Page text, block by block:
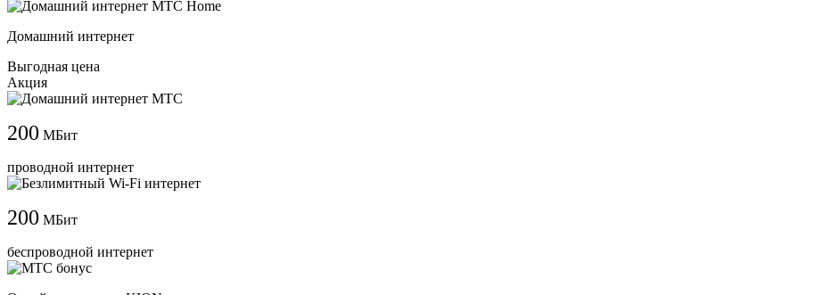
Домашний интернет
Выгодная цена
Акция
200 МБит
проводной интернет
200 МБит
беспроводной интернет